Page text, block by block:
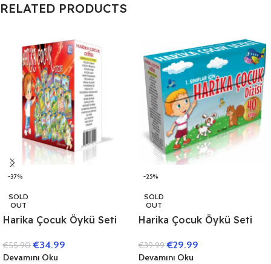
RELATED PRODUCTS
-37%
SOLD
OUT
Harika Çocuk Öykü Seti
€55.90 €34.99
Devamını Oku
-25%
SOLD
OUT
Harika Çocuk Öykü Seti
€39.99 €29.99
Devamını Oku